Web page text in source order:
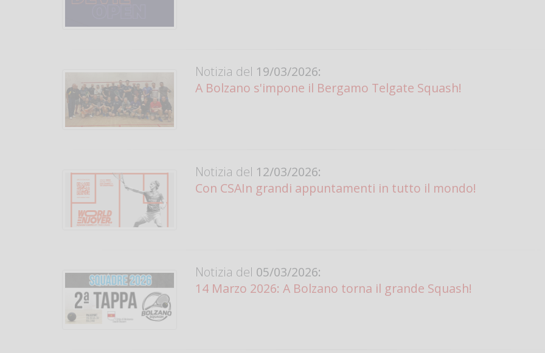
Notizia del 19/03/2026:
A Bolzano s'impone il Bergamo Telgate Squash!
Notizia del 12/03/2026:
Con CSAIn grandi appuntamenti in tutto il mondo!
Notizia del 05/03/2026:
14 Marzo 2026: A Bolzano torna il grande Squash!